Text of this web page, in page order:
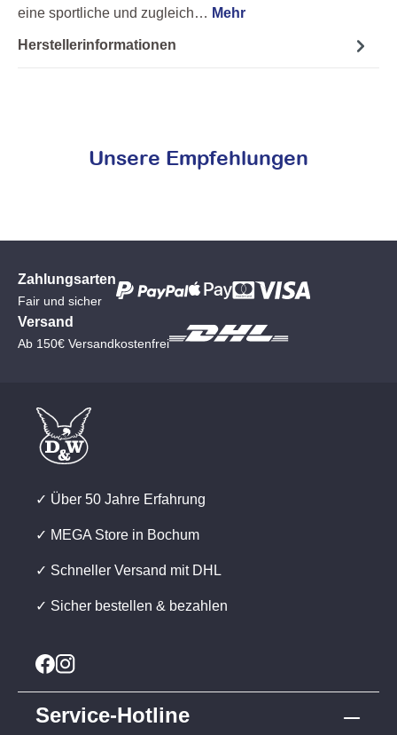
eine sportliche und zugleich… Mehr
Herstellerinformationen
Unsere Empfehlungen
Zahlungsarten
Fair und sicher
Versand
Ab 150€ Versandkostenfrei
✓ Über 50 Jahre Erfahrung
✓ MEGA Store in Bochum
✓ Schneller Versand mit DHL
✓ Sicher bestellen & bezahlen
Service-Hotline